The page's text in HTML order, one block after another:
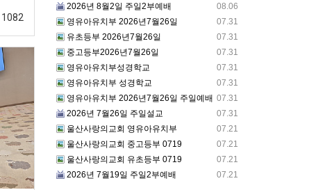
1082
08.06
2026년 8월2일 주일2부예배
07.31
영유아유치부 2026년7월26일
07.31
유초등부 2026년7월26일
07.31
중고등부2026년7월26일
07.31
영유아유치부성경학교
07.31
영유아유치부 성경학교
07.31
영유아유치부 2026년7월26일 주일예배
07.31
2026년 7월26일 주일설교
07.21
울산사랑의교회 영유아유치부
07.21
울산사랑의교회 중고등부 0719
07.21
울산사랑의교회 유초등부 0719
07.21
2026년 7월19일 주일2부예배